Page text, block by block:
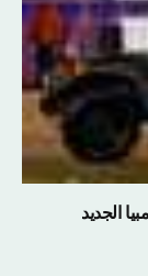
الجديد